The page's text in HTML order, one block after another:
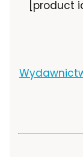
[product